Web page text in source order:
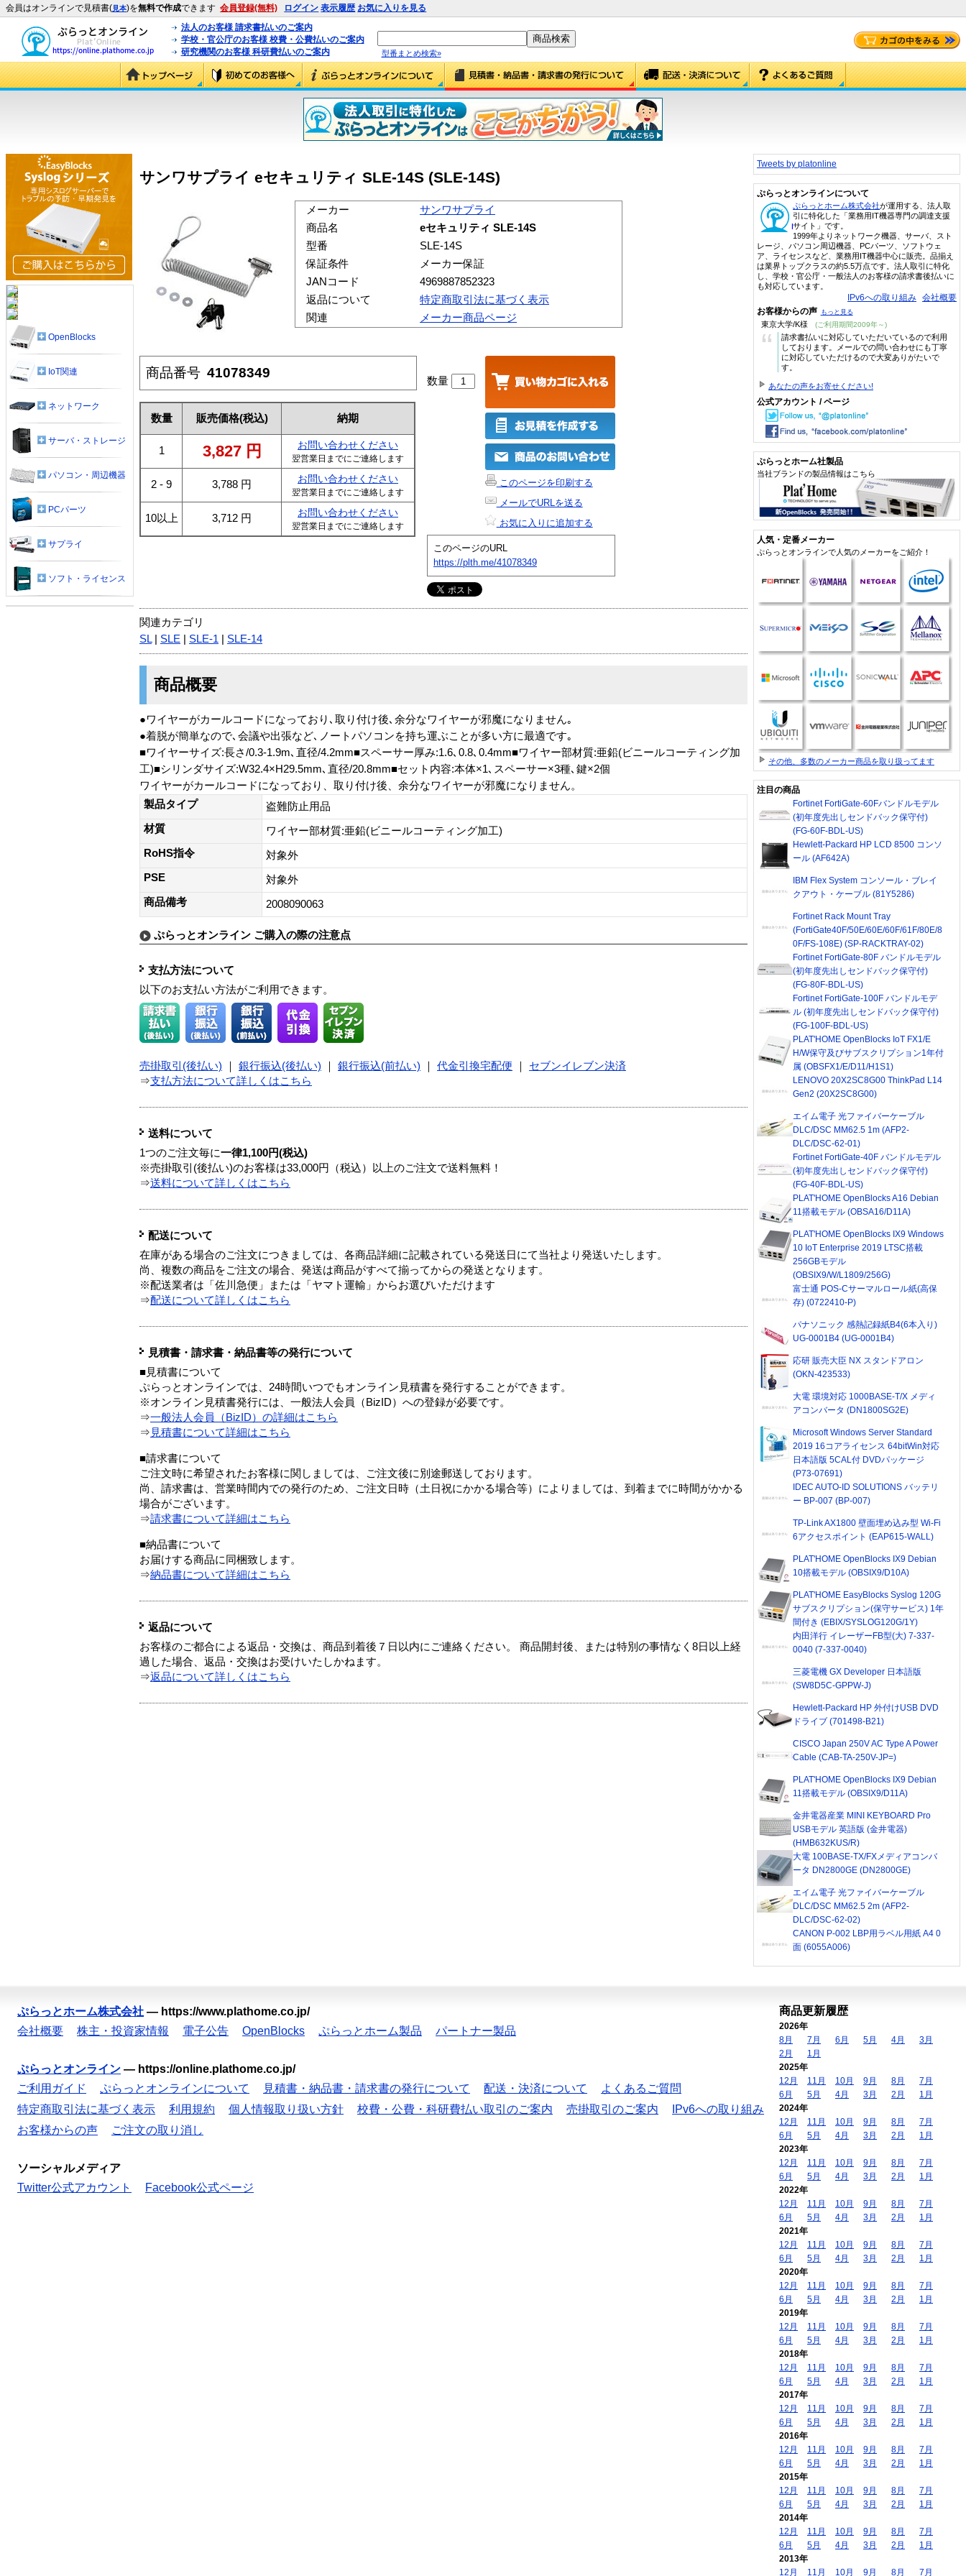
会員はオンラインで見積書(見本)を無料で作成できます 会員登録(無料) ログイン 表示履歴 お気に入りを見る
法人のお客様 請求書払いのご案内
学校・官公庁のお客様 校費・公費払いのご案内
研究機関のお客様 科研費払いのご案内
型番まとめ検索»
サンワサプライ eセキュリティ SLE-14S (SLE-14S)
メーカー
サンワサプライ
商品名
eセキュリティ SLE-14S
型番
SLE-14S
保証条件
メーカー保証
JANコード
4969887852323
返品について
特定商取引法に基づく表示
関連
メーカー商品ページ
商品番号 41078349
数量 販売価格(税込) 納期
1 3,827 円 お問い合わせください
翌営業日までにご連絡します
2 - 9 3,788 円 お問い合わせください
翌営業日までにご連絡します
10以上 3,712 円 お問い合わせください
翌営業日までにご連絡します
数量
このページを印刷する
メールでURLを送る
お気に入りに追加する
このページのURL
https://plth.me/41078349
関連カテゴリ
SL| SLE SLE-1 SLE-14
商品概要
●ワイヤーがカールコードになっており､取り付け後､余分なワイヤーが邪魔になりません｡
●着脱が簡単なので､会議や出張など､ノートパソコンを持ち運ぶことが多い方に最適です｡
■ワイヤーサイズ:長さ/0.3-1.9m､直径/4.2mm■スペーサー厚み:1.6､0.8､0.4mm■ワイヤー部材質:亜鉛(ビニールコーティング加
工)■シリンダサイズ:W32.4×H29.5mm､直径/20.8mm■セット内容:本体×1､スペーサー×3種､鍵×2個
ワイヤーがカールコードになっており、取り付け後、余分なワイヤーが邪魔になりません。
製品タイプ
盗難防止用品
材質
ワイヤー部材質:亜鉛(ビニールコーティング加工)
RoHS指令
対象外
PSE
対象外
商品備考
2008090063
ぷらっとオンライン ご購入の際の注意点
支払方法について
以下のお支払い方法がご利用できます。
売掛取引(後払い) 銀行振込(後払い) 銀行振込(前払い) 代金引換宅配便
セブンイレブン決済
⇒支払方法について詳しくはこちら
送料について
1つのご注文毎に一律1,100円(税込)
※売掛取引(後払い)のお客様は33,000円（税込）以上のご注文で送料無料！
⇒送料について詳しくはこちら
配送について
在庫がある場合のご注文につきましては、各商品詳細に記載されている発送日にて当社より発送いたします。
尚、複数の商品をご注文の場合、発送は商品がすべて揃ってからの発送となります。
※配送業者は「佐川急便」または「ヤマト運輸」からお選びいただけます
⇒配送について詳しくはこちら
見積書・請求書・納品書等の発行について
■見積書について
ぷらっとオンラインでは、24時間いつでもオンライン見積書を発行することができます。
※オンライン見積書発行には、一般法人会員（BizID）への登録が必要です。
⇒一般法人会員（BizID）の詳細はこちら
⇒ 見積書について詳細はこちら
■請求書について
ご注文時に希望されたお客様に関しましては、ご注文後に別途郵送しております。
尚、請求書は、営業時間内での発行のため、ご注文日時（土日祝にかかる場合等）によりましては、到着までに時間がかかる
場合がございます。
⇒請求書について詳細はこちら
■納品書について
お届けする商品に同梱致します。
⇒納品書について詳細はこちら
返品について
お客様のご都合による返品・交換は、商品到着後７日以内にご連絡ください。 商品開封後、または特別の事情なく8日以上経
過した場合、返品・交換はお受けいたしかねます。
⇒返品について詳しくはこちら
OpenBlocks
IoT関連
ネットワーク
サーバ・ストレージ
パソコン・周辺機器
PCパーツ
サプライ
ソフト・ライセンス
Tweets by platonline
ぷらっとオンラインについて
ぷらっとホーム株式会社が運用する、法人取
引に特化した「業務用IT機器専門の調達支援
サイト」です。
1999年よりネットワーク機器、サーバ、スト
レージ、パソコン周辺機器、PCパーツ、ソフトウェ
ア、ライセンスなど、業務用IT機器中心に販売。品揃え
は業界トップクラスの約5.5万点です。法人取引に特化
し、学校・官公庁・一般法人のお客様の請求書後払いに
も対応しています。
IPv6への取り組み 会社概要
お客様からの声 もっと見る
東京大学/K様 (ご利用期間2009年～)
“
請求書払いに対応していただいているので利用
しております。メールでの問い合わせにも丁寧
に対応していただけるので大変ありがたいで
す。
あなたの声をお寄せください!
公式アカウント / ページ
ぷらっとホーム社製品
当社ブランドの製品情報はこちら
人気・定番メーカー
ぷらっとオンラインで人気のメーカーをご紹介！
その他、多数のメーカー商品を取り扱ってます
注目の商品
Fortinet FortiGate-60Fバンドルモデル
(初年度先出しセンドバック保守付)
(FG-60F-BDL-US)
Hewlett-Packard HP LCD 8500 コンソ
ール (AF642A)
IBM Flex System コンソール・ブレイ
クアウト・ケーブル (81Y5286)
Fortinet Rack Mount Tray
(FortiGate40F/50E/60E/60F/61F/80E/8
0F/FS-108E) (SP-RACKTRAY-02)
Fortinet FortiGate-80F バンドルモデル
(初年度先出しセンドバック保守付)
(FG-80F-BDL-US)
Fortinet FortiGate-100F バンドルモデ
ル (初年度先出しセンドバック保守付)
(FG-100F-BDL-US)
PLAT'HOME OpenBlocks IoT FX1/E
H/W保守及びサブスクリプション1年付
属 (OBSFX1/E/D11/H1S1)
LENOVO 20X2SC8G00 ThinkPad L14
Gen2 (20X2SC8G00)
エイム電子 光ファイバーケーブル
DLC/DSC MM62.5 1m (AFP2-
DLC/DSC-62-01)
Fortinet FortiGate-40F バンドルモデル
(初年度先出しセンドバック保守付)
(FG-40F-BDL-US)
PLAT'HOME OpenBlocks A16 Debian
11搭載モデル (OBSA16/D11A)
PLAT'HOME OpenBlocks IX9 Windows
10 IoT Enterprise 2019 LTSC搭載
256GBモデル
(OBSIX9/W/L1809/256G)
富士通 POS-Cサーマルロール紙(高保
存) (0722410-P)
パナソニック 感熱記録紙B4(6本入り)
UG-0001B4 (UG-0001B4)
応研 販売大臣 NX スタンドアロン
(OKN-423533)
大電 環境対応 1000BASE-T/X メディ
アコンバータ (DN1800SG2E)
Microsoft Windows Server Standard
2019 16コアライセンス 64bitWin対応
日本語版 5CAL付 DVDパッケージ
(P73-07691)
IDEC AUTO-ID SOLUTIONS バッテリ
ー BP-007 (BP-007)
TP-Link AX1800 壁面埋め込み型 Wi-Fi
6アクセスポイント (EAP615-WALL)
PLAT'HOME OpenBlocks IX9 Debian
10搭載モデル (OBSIX9/D10A)
PLAT'HOME EasyBlocks Syslog 120G
サブスクリプション(保守サービス) 1年
間付き (EBIX/SYSLOG120G/1Y)
内田洋行 イレーザーFB型(大) 7-337-
0040 (7-337-0040)
三菱電機 GX Developer 日本語版
(SW8D5C-GPPW-J)
Hewlett-Packard HP 外付けUSB DVD
ドライブ (701498-B21)
CISCO Japan 250V AC Type A Power
Cable (CAB-TA-250V-JP=)
PLAT'HOME OpenBlocks IX9 Debian
11搭載モデル (OBSIX9/D11A)
金井電器産業 MINI KEYBOARD Pro
USBモデル 英語版 (金井電器)
(HMB632KUS/R)
大電 100BASE-TX/FXメディアコンバ
ータ DN2800GE (DN2800GE)
エイム電子 光ファイバーケーブル
DLC/DSC MM62.5 2m (AFP2-
DLC/DSC-62-02)
CANON P-002 LBP用ラベル用紙 A4 0
面 (6055A006)
ぷらっとホーム株式会社 — https://www.plathome.co.jp/
会社概要
株主・投資家情報 電子公告 OpenBlocks ぷらっとホーム製品 パートナー製品
ぷらっとオンライン — https://online.plathome.co.jp/
ご利用ガイド
ぷらっとオンラインについて 見積書・納品書・請求書の発行について 配送・決済について
よくあるご質問
特定商取引法に基づく表示
利用規約 個人情報取り扱い方針 校費・公費・科研費払い取引のご案内 売掛取引のご案内
IPv6への取り組み
お客様からの声
ご注文の取り消し
ソーシャルメディア
Twitter公式アカウント
Facebook公式ページ
商品更新履歴
2026年
8月
7月 6月 5月 4月
3月
2月
1月
2025年
12月
11月 10月 9月 8月
7月
6月
5月 4月 3月 2月
1月
2024年
12月
11月 10月 9月 8月
7月
6月
5月 4月 3月 2月
1月
2023年
12月
11月 10月 9月 8月
7月
6月
5月 4月 3月 2月
1月
2022年
12月
11月 10月 9月 8月
7月
6月
5月 4月 3月 2月
1月
2021年
12月
11月 10月 9月 8月
7月
6月
5月 4月 3月 2月
1月
2020年
12月
11月 10月 9月 8月
7月
6月
5月 4月 3月 2月
1月
2019年
12月
11月 10月 9月 8月
7月
6月
5月 4月 3月 2月
1月
2018年
12月
11月 10月 9月 8月
7月
6月
5月 4月 3月 2月
1月
2017年
12月
11月 10月 9月 8月
7月
6月
5月 4月 3月 2月
1月
2016年
12月
11月 10月 9月 8月
7月
6月
5月 4月 3月 2月
1月
2015年
12月
11月 10月 9月 8月
7月
6月
5月 4月 3月 2月
1月
2014年
12月
11月 10月 9月 8月
7月
6月
5月 4月 3月 2月
1月
2013年
12月
11月 10月 9月 8月 7月